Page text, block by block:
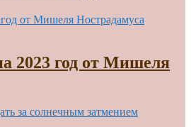
2023 год от Мишеля